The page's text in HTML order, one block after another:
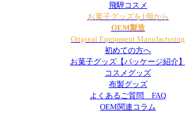
飛騨コスメ
お菓子グッズを1個から
OEM製造
Original Equipment Manufacturing
初めての方へ
お菓子グッズ【パッケージ紹介】
コスメグッズ
布製グッズ
よくあるご質問 FAQ
OEM関連コラム